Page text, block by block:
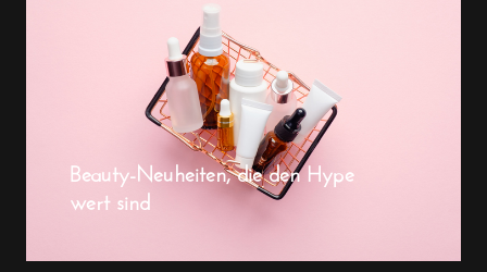
Beauty-Neuheiten, die den Hype
wert sind